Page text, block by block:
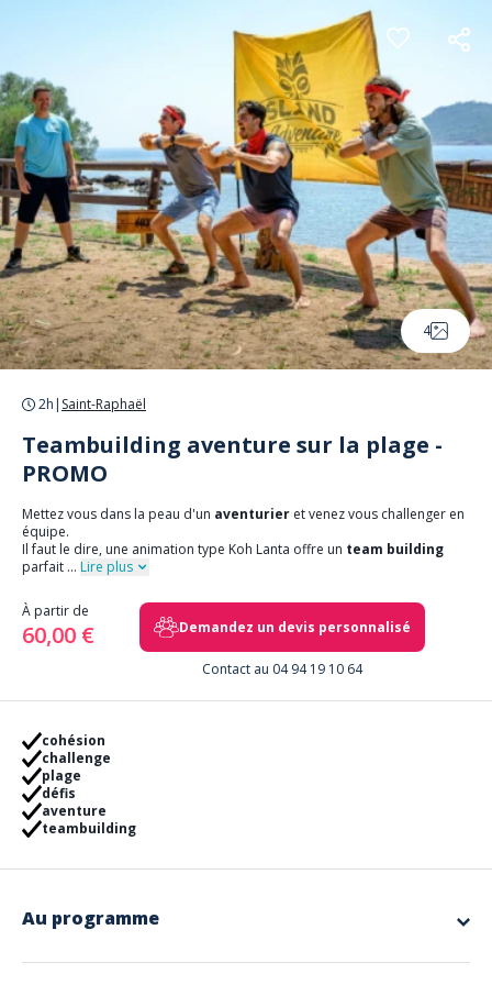
4
2h | Saint-Raphaël
Teambuilding aventure sur la plage -
PROMO
Mettez vous dans la peau d'un aventurier et venez vous challenger en
équipe.
Il faut le dire, une animation type Koh Lanta offre un team building
parfait ... Lire plus
À partir de
60,00 € Demandez un devis personnalisé
Contact au 04 94 19 10 64
cohésion
challenge
plage
défis
aventure
teambuilding
Au programme
Accueil du groupe sur notre campement (votre lieu de